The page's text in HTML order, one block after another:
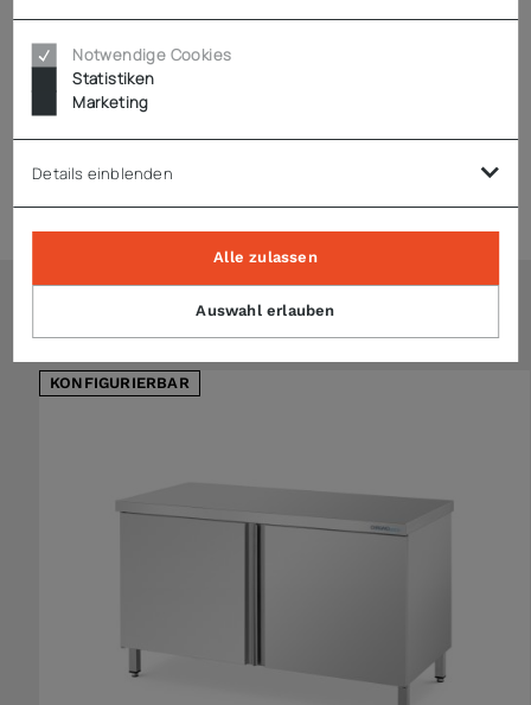
Technische Daten
Ähnliche Artikel
KONFIGURIERBAR
Notwendige Cookies
Statistiken
Marketing
Details einblenden
Auswahl erlauben
Alle zulassen